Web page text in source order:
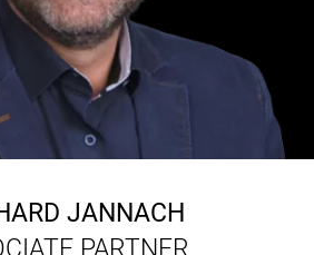
JANNACH
PARTNER